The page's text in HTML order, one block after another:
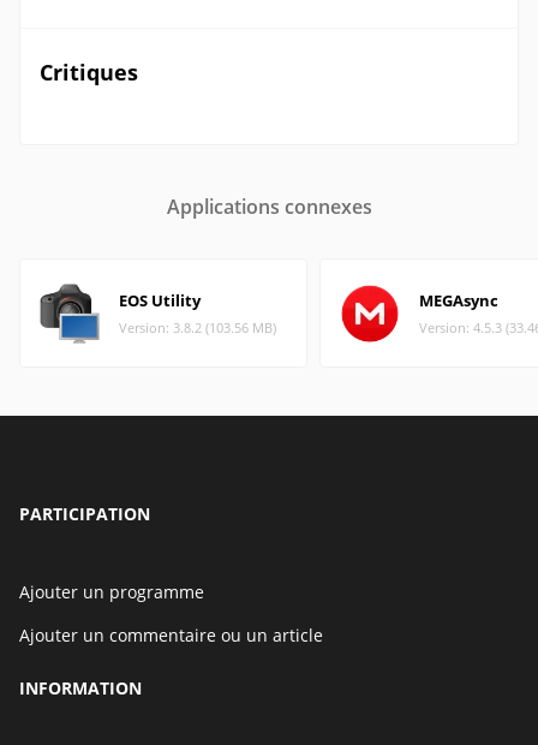
Critiques
Applications connexes
EOS Utility
Version: 3.8.2 (103.56 MB)
MEGAsync
Version: 4.5.3
PARTICIPATION
Ajouter un programme
Ajouter un commentaire ou un article
INFORMATION